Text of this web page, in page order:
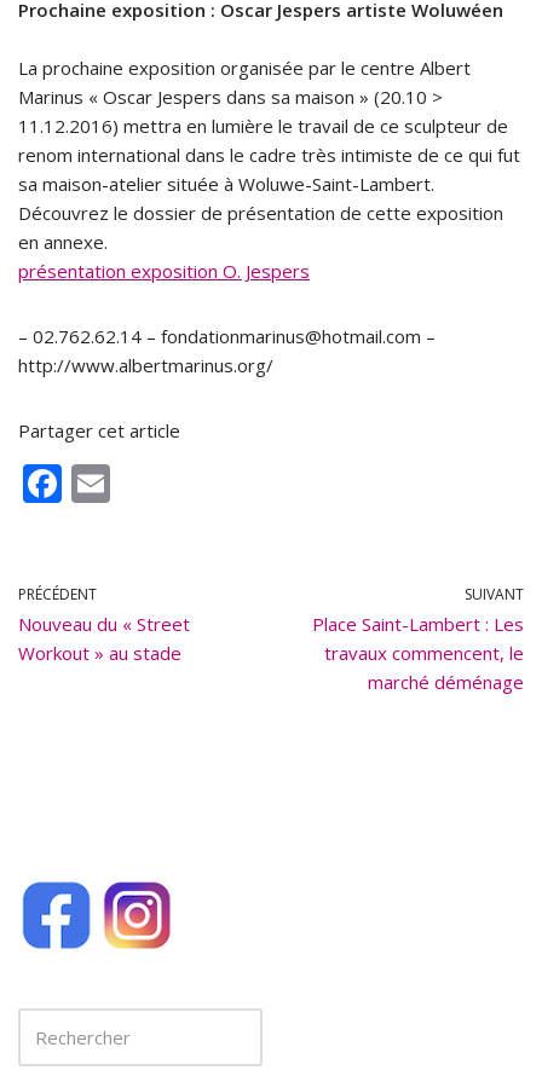
Prochaine exposition : Oscar Jespers artiste Woluwéen
La prochaine exposition organisée par le centre Albert
Marinus « Oscar Jespers dans sa maison » (20.10 >
11.12.2016) mettra en lumière le travail de ce sculpteur de
renom international dans le cadre très intimiste de ce qui fut
sa maison-atelier située à Woluwe-Saint-Lambert.
Découvrez le dossier de présentation de cette exposition
en annexe.
présentation exposition O. Jespers
– 02.762.62.14 – fondationmarinus@hotmail.com –
http://www.albertmarinus.org/
Partager cet article
F
b
o
o
PRÉCÉDENT
Nouveau du « Street
Workout » au stade
SUIVANT
Place Saint-Lambert : Les
travaux commencent, le
marché déménage